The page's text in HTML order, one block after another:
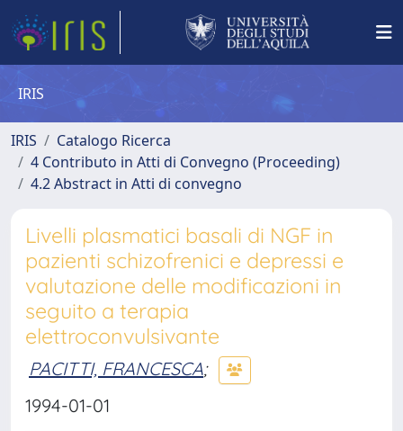
IRIS
IRIS
Catalogo Ricerca
4 Contributo in Atti di Convegno (Proceeding)
4.2 Abstract in Atti di convegno
Livelli plasmatici basali di NGF in
pazienti schizofrenici e depressi e
valutazione delle modificazioni in
seguito a terapia
elettroconvulsivante
PACITTI, FRANCESCA;
1994-01-01